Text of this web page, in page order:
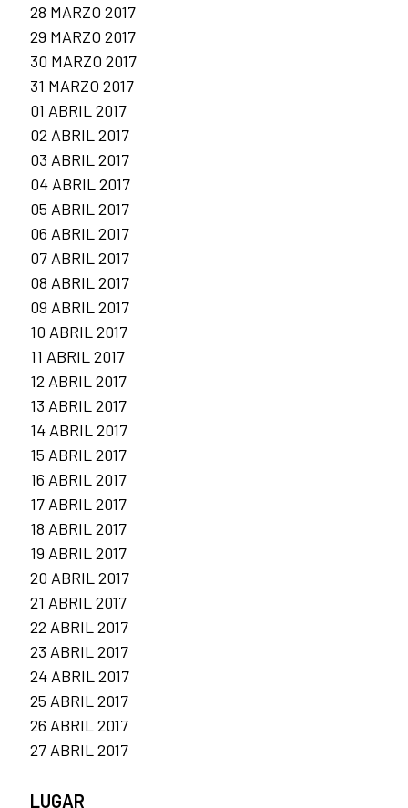
28 MARZO 2017
29 MARZO 2017
30 MARZO 2017
31 MARZO 2017
01 ABRIL 2017
02 ABRIL 2017
03 ABRIL 2017
04 ABRIL 2017
05 ABRIL 2017
06 ABRIL 2017
07 ABRIL 2017
08 ABRIL 2017
09 ABRIL 2017
10 ABRIL 2017
11 ABRIL 2017
12 ABRIL 2017
13 ABRIL 2017
14 ABRIL 2017
15 ABRIL 2017
16 ABRIL 2017
17 ABRIL 2017
18 ABRIL 2017
19 ABRIL 2017
20 ABRIL 2017
21 ABRIL 2017
22 ABRIL 2017
23 ABRIL 2017
24 ABRIL 2017
25 ABRIL 2017
26 ABRIL 2017
27 ABRIL 2017
LUGAR